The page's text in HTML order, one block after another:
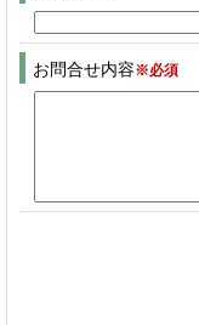
お問合せ内容※必須